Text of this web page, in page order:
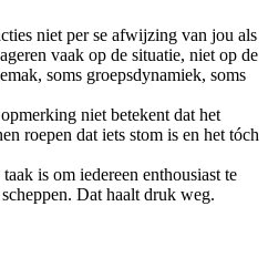
niet per se afwijzing van jou als
vaak op de situatie, niet op de
soms groepsdynamiek, soms
niet betekent dat het
roepen dat iets stom is en het tóch
is om iedereen enthousiast te
Dat haalt druk weg.